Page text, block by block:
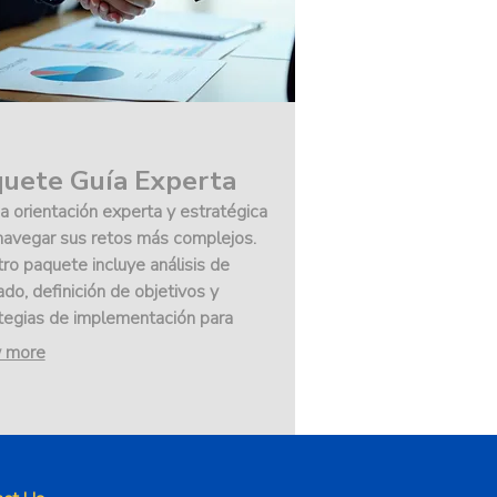
Guía Experta
orientación experta y estratégica
sus retos más complejos.
paquete incluye análisis de
definición de objetivos y
de implementación para
su ventaja competitiva.
more